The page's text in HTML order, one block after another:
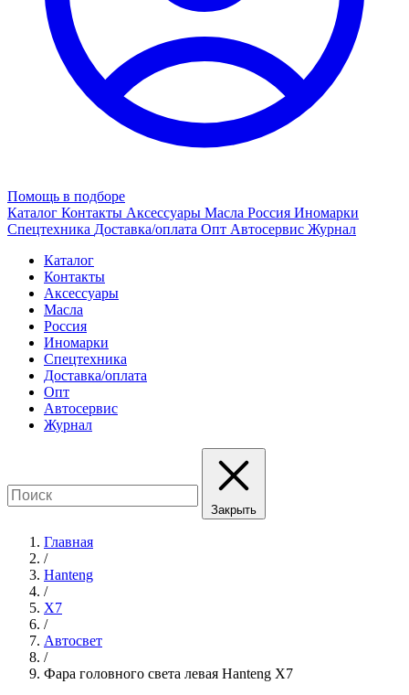
Помощь в подборе
Каталог Контакты Аксессуары Масла Россия Иномарки
Спецтехника Доставка/оплата Опт Автосервис Журнал
Каталог
Контакты
Аксессуары
Масла
Россия
Иномарки
Спецтехника
Доставка/оплата
Опт
Автосервис
Журнал
Закрыть
Главная
/
Hanteng
/
X7
/
Автосвет
/
Фара головного света левая Hanteng X7